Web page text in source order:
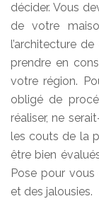
décider. Vous
de votre
l’architecture
prendre en
votre région.
obligé de
réaliser, ne
les couts de la
être bien
Pose pour
et des jalousies.